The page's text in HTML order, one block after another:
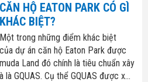
CĂN HỘ EATON PARK CÓ GÌ
KHÁC BIỆT?
Một trong những điểm khác biệt
của dự án căn hộ Eaton Park được
Land đó chính là tiêu chuẩn xây
GQUAS. Cụ thể GQUAS được x...